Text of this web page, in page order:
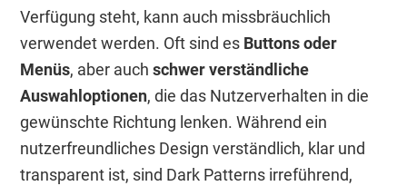
Verfügung steht, kann auch missbräuchlich
verwendet werden. Oft sind es Buttons oder
Menüs, aber auchschwer verständliche
Auswahloptionen, die das Nutzerverhalten in die
gewünschte Richtung lenken. Während ein
nutzerfreundliches Design verständlich, klar und
transparent ist, sind Dark Patterns irreführend,